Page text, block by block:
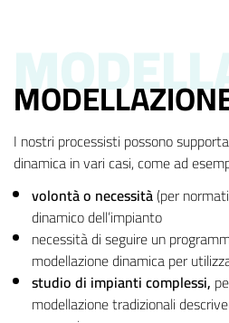
I nostri processisti possono
dinamica in vari casi, come ad
volontà o necessità(per
dinamico dell’impianto
necessità di seguire un
modellazione dinamica per
studio di impianti complessi,
modellazione tradizionali